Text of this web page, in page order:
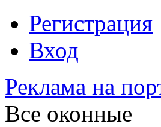
Регистрация
Вход
Реклама на
Все оконные